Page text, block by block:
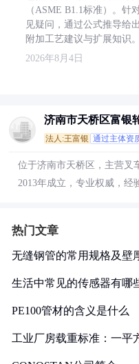
（ASME B1.1标准）。针
见疑问，通过公式推导给
附加工艺建议与扩展知识。
2026年8月4日
济南市天桥区富银
法人:王富银 通过主体资
位于济南市天桥区，主营叉
2013年成立，专业权威，经
热门文章
无缝钢管的常用规格及壁
生活中常见的传感器有哪
PE100管材的含义是什么
工业厂房载重标准：一平